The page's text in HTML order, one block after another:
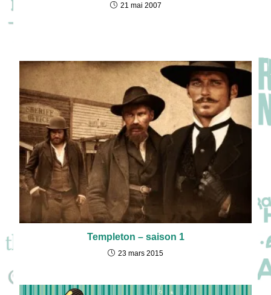
21 mai 2007
Templeton – saison 1
23 mars 2015